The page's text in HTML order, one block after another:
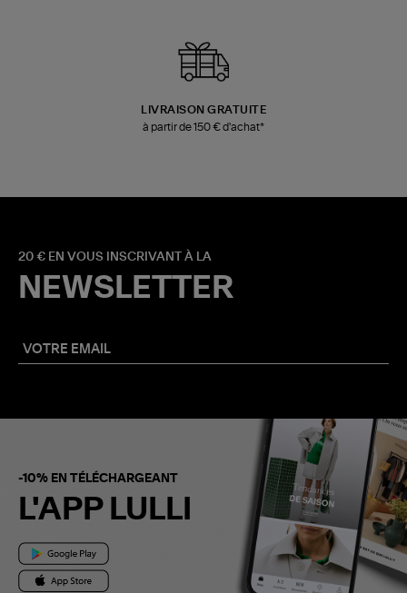
LIVRAISON GRATUITE
à partir de 150 € d'achat*
20 € EN VOUS INSCRIVANT À LA
NEWSLETTER
-10% EN TÉLÉCHARGEANT
L'APP LULLI